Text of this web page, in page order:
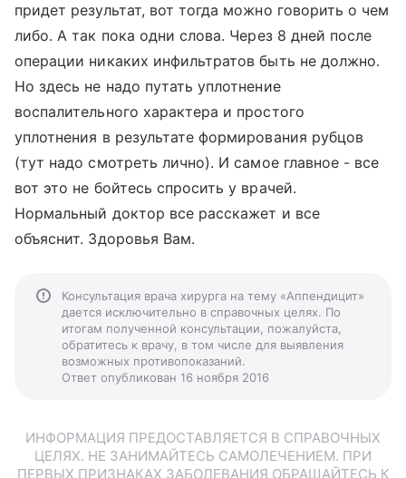
придет результат, вот тогда можно говорить о чем
либо. А так пока одни слова. Через 8 дней после
операции никаких инфильтратов быть не должно.
Но здесь не надо путать уплотнение
воспалительного характера и простого
уплотнения в результате формирования рубцов
(тут надо смотреть лично). И самое главное - все
вот это не бойтесь спросить у врачей.
Нормальный доктор все расскажет и все
объяснит. Здоровья Вам.
Консультация врача хирурга на тему «Аппендицит»
дается исключительно в справочных целях. По
итогам полученной консультации, пожалуйста,
обратитесь к врачу, в том числе для выявления
возможных противопоказаний.
Ответ опубликован 16 ноября 2016
ИНФОРМАЦИЯ ПРЕДОСТАВЛЯЕТСЯ В СПРАВОЧНЫХ
ЦЕЛЯХ. НЕ ЗАНИМАЙТЕСЬ САМОЛЕЧЕНИЕМ. ПРИ
ПЕРВЫХ ПРИЗНАКАХ ЗАБОЛЕВАНИЯ ОБРАЩАЙТЕСЬ К